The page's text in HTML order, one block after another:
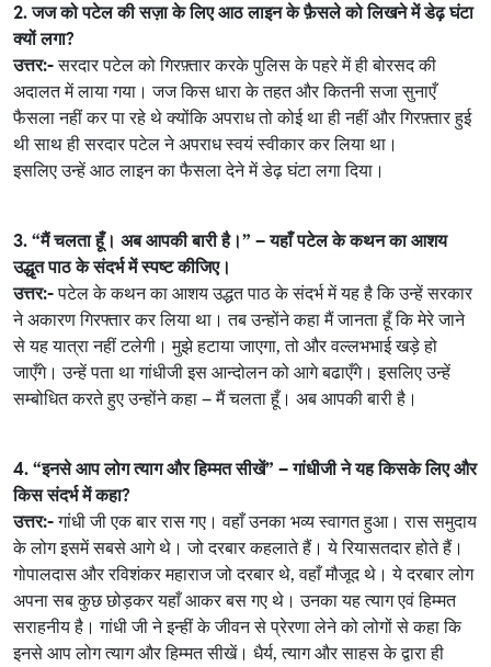
2. जज को पटेल की सज़ा के लिए आठ लाइन के फ़ैसले को लिखने में डेढ़ घंटा
क्यों लगा?
उत्तर:-सरदार पटेल को गिरफ़्तार करके पुलिस के पहरे में ही बोरसद की
अदालत में लाया गया। जज किस धारा के तहत और कितनी सजा सुनाएँ
फैसला नहीं कर पा रहे थे क्योंकि अपराध तो कोई था ही नहीं और गिरफ़्तार हुई
थी साथ ही सरदार पटेल ने अपराध स्वयं स्वीकार कर लिया था।
इसलिए उन्हें आठ लाइन का फैसला देने में डेढ़ घंटा लगा दिया।
3. “मैं चलता हूँ। अब आपकी बारी है।” – यहाँ पटेल के कथन का आशय
उद्धृत पाठ के संदर्भ में स्पष्ट कीजिए।
उत्तर:-पटेल के कथन का आशय उद्धत पाठ के संदर्भ में यह है कि उन्हें सरकार
ने अकारण गिरफ्तार कर लिया था। तब उन्होंने कहा मैं जानता हूँ कि मेरे जाने
से यह यात्रा नहीं टलेगी। मुझे हटाया जाएगा, तो और वल्लभभाई खड़े हो
जाएँगे। उन्हें पता था गांधीजी इस आन्दोलन को आगे बढाएँगे। इसलिए उन्हें
सम्बोधित करते हुए उन्होंने कहा – मैं चलता हूँ। अब आपकी बारी है।
4. “इनसे आप लोग त्याग और हिम्मत सीखें” – गांधीजी ने यह किसके लिए और
किस संदर्भ में कहा?
उत्तर:-गांधी जी एक बार रास गए। वहाँ उनका भव्य स्वागत हुआ। रास समुदाय
के लोग इसमें सबसे आगे थे। जो दरबार कहलाते हैं। ये रियासतदार होते हैं।
गोपालदास और रविशंकर महाराज जो दरबार थे, वहाँ मौजूद थे। ये दरबार लोग
अपना सब कुछ छोड़कर यहाँ आकर बस गए थे। उनका यह त्याग एवं हिम्मत
सराहनीय है। गांधी जी ने इन्हीं के जीवन से प्रेरणा लेने को लोगों से कहा कि
इनसे आप लोग त्याग और हिम्मत सीखें। धैर्य, त्याग और साहस के द्वारा ही